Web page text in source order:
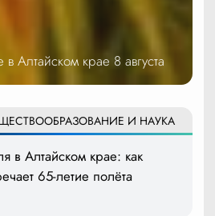
Алтайском крае 8 августа
ОБРАЗОВАНИЕ И НАУКА
в Алтайском крае: как
65-летие полёта